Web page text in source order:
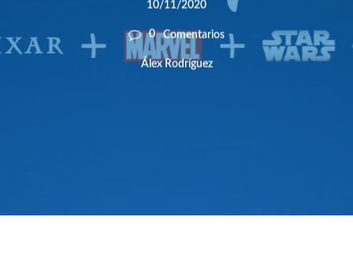
10/11/2020
0 Comentarios
Álex Rodríguez